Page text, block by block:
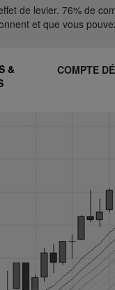
de levier. 76% de
et que vous
&
COMPTE